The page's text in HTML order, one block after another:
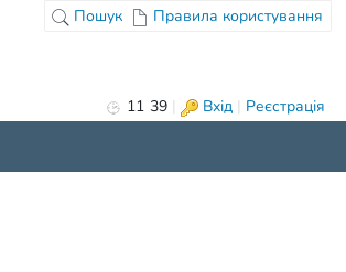
Пошук Правила користування
11 39 | Вхід| Реєстрація